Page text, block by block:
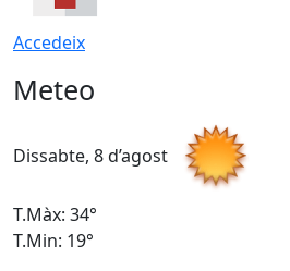
Accedeix
Meteo
Dissabte, 8 d’agost
T.Màx: 34°
T.Min: 19°